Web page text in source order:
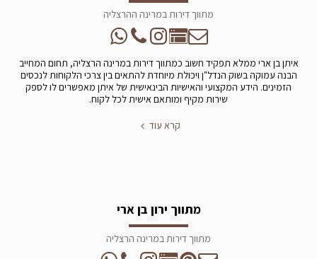
מתווך דירות במרינה ההרצליה
איתן בן ארי ממלא תפקיד חשוב כמתווך דירות במרינה הרצליה, תחום המחייב
הבנה עמוקה בשוק הנדל"ן ויכולת מיוחדת להתאים בין צרכי הלקוחות לנכסים
הזמינים. הידע המקצועי והאישיות הבינאישית של איתן מאפשרים לו לספק
שירות מקיף ומותאם אישית לכל לקוח.
קרא עוד
מתווך ירון בן ארי
מתווך דירות במרינה הרצליה